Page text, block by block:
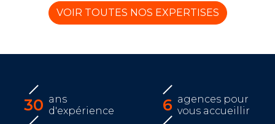
VOIR TOUTES NOS EXPERTISES
30 ans
d'expérience
6 agences pour
vous accueillir